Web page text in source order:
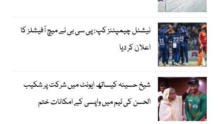
نیشنل چیمپئنز کپ: پی سی بی نے میچ آفیشلز کا
اعلان کر دیا
شیخ حسینہ کیساتھ ایونٹ میں شرکت پر شکیب
الحسن کی ٹیم میں واپسی کے امکانات ختم